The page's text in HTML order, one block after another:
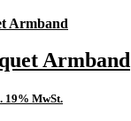
Armband
19% MwSt.